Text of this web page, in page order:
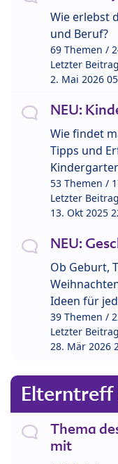
Wie erlebst
und Beruf?
69 Themen /
Letzter
2. Mai 2026
NEU:
Wie findet
Tipps und
53 Themen /
Letzter
13. Okt 2025
NEU:
Ob Geburt,
Ideen für
39 Themen /
Letzter
28. Mär 2026
Elterntreff
Thema
mit